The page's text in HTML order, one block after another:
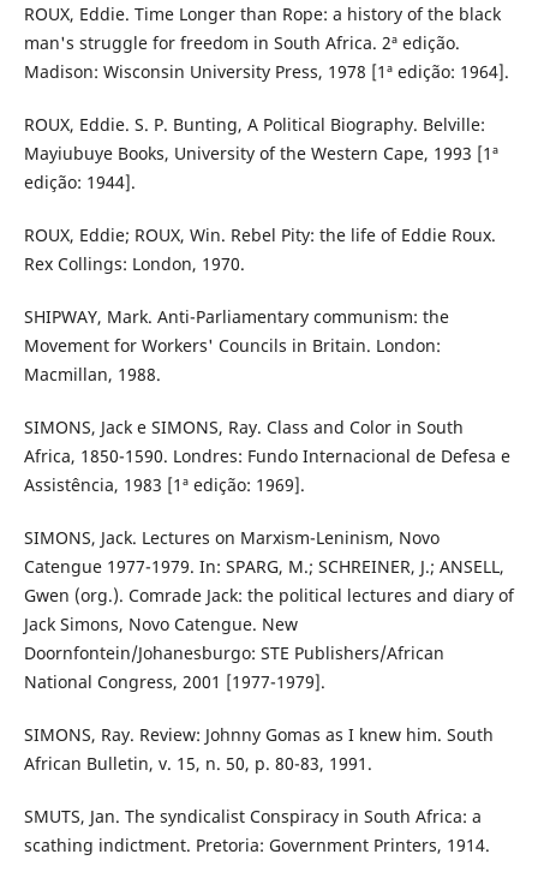
ROUX, Eddie. Time Longer than Rope: a history of the black
man's struggle for freedom in South Africa. 2ª edição.
Madison: Wisconsin University Press, 1978 [1ª edição: 1964].
ROUX, Eddie. S. P. Bunting, A Political Biography. Belville:
Mayiubuye Books, University of the Western Cape, 1993 [1ª
edição: 1944].
ROUX, Eddie; ROUX, Win. Rebel Pity: the life of Eddie Roux.
Rex Collings: London, 1970.
SHIPWAY, Mark. Anti-Parliamentary communism: the
Movement for Workers' Councils in Britain. London:
Macmillan, 1988.
SIMONS, Jack e SIMONS, Ray. Class and Color in South
Africa, 1850-1590. Londres: Fundo Internacional de Defesa e
Assistência, 1983 [1ª edição: 1969].
SIMONS, Jack. Lectures on Marxism-Leninism, Novo
Catengue 1977-1979. In: SPARG, M.; SCHREINER, J.; ANSELL,
Gwen (org.). Comrade Jack: the political lectures and diary of
Jack Simons, Novo Catengue. New
Doornfontein/Johanesburgo: STE Publishers/African
National Congress, 2001 [1977-1979].
SIMONS, Ray. Review: Johnny Gomas as I knew him. South
African Bulletin, v. 15, n. 50, p. 80-83, 1991.
SMUTS, Jan. The syndicalist Conspiracy in South Africa: a
scathing indictment. Pretoria: Government Printers, 1914.